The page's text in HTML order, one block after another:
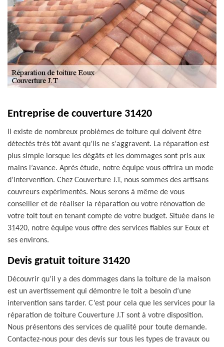
Entreprise de couverture 31420
Il existe de nombreux problèmes de toiture qui doivent être
détectés très tôt avant qu'ils ne s'aggravent. La réparation est
plus simple lorsque les dégâts et les dommages sont pris aux
mains l’avance. Après étude, notre équipe vous offrira un mode
d’intervention. Chez Couverture J.T, nous sommes des artisans
couvreurs expérimentés. Nous serons à même de vous
conseiller et de réaliser la réparation ou votre rénovation de
votre toit tout en tenant compte de votre budget. Située dans le
31420, notre équipe vous offre des services fiables sur Eoux et
ses environs.
Devis gratuit toiture 31420
Découvrir qu’il y a des dommages dans la toiture de la maison
est un avertissement qui démontre le toit a besoin d’une
intervention sans tarder. C’est pour cela que les services pour la
réparation de toiture Couverture J.T sont à votre disposition.
Nous présentons des services de qualité pour toute demande.
Contactez-nous pour des devis sur tous les types de travaux ou